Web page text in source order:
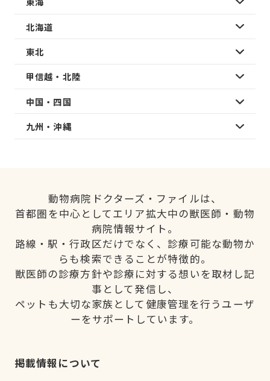
北海道
東北
甲信越・北陸
中国・四国
九州・沖縄
動物病院ドクターズ・ファイルは、
首都圏を中心としてエリア拡大中の獣医師・動物
病院情報サイト。
路線・駅・行政区だけでなく、診療可能な動物か
らも検索できることが特徴的。
獣医師の診療方針や診療に対する想いを取材し記
事として発信し、
ペットも大切な家族として健康管理を行うユーザ
ーをサポートしています。
掲載情報について